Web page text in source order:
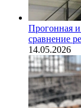
Прогонная
сравнение
14.05.2026